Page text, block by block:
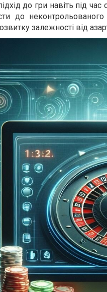
до гри навіть під
до неконтрольованого
залежності від